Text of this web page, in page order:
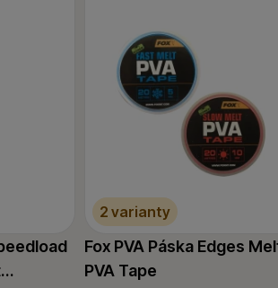
2 varianty
Fox PVA Páska Edges
PVA Tape